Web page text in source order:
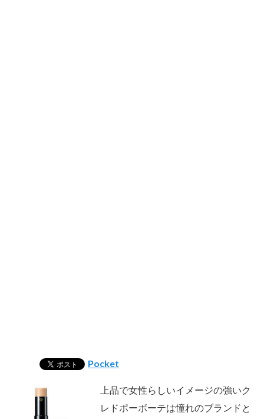
Pocket
上品で女性らしいイメージの強いク
レドポーボーテは憧れのブランドと